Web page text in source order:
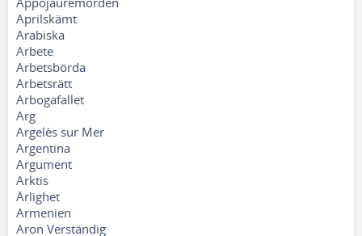
Aprilskämt
Arabiska
Arbete
Arbetsbörda
Arbetsrätt
Arbogafallet
Arg
Argelès sur Mer
Argentina
Argument
Arktis
Ärlighet
Armenien
Aron Verständig